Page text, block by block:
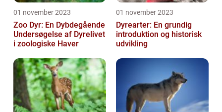
01 november 2023
Zoo Dyr: En Dybdegående
Undersøgelse af Dyrelivet
i zoologiske Haver
01 november 2023
Dyrearter: En grundig
introduktion og historisk
udvikling